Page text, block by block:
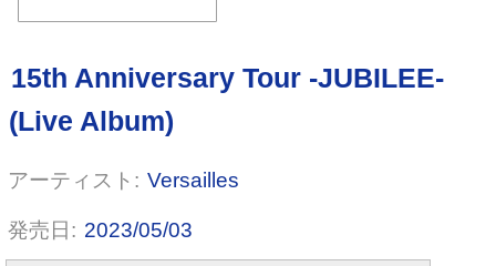
Versailles
2023/05/03